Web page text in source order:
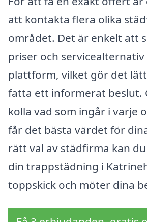
att kontakta flera olika
området. Det är enkelt att
priser och servicealternativ
plattform, vilket gör det
fatta ett informerat beslut.
kolla vad som ingår i varje
får det bästa värdet för
rätt val av städfirma kan
din trappstädning i
toppskick och möter dina